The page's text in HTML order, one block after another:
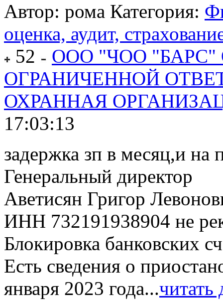
Автор: рома Категория:
оценка, аудит,
52
ООО "ЧОО
ОГРАНИЧЕННОЙ
ОХРАННАЯ
17:03:13
задержка зп в месяц,и на
Генеральный директор
Аветисян Григор
ИНН 732191938904 не
Блокировка банковских
Есть сведения о
января 2023 года...читать